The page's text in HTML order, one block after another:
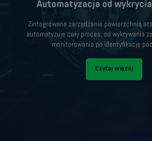
Automatyzacja od
Zintegrowane zarządzanie powierzchnią
automatyzuje cały proces, od wykrywania
monitorowania po identyfikację
Czytaj więcej